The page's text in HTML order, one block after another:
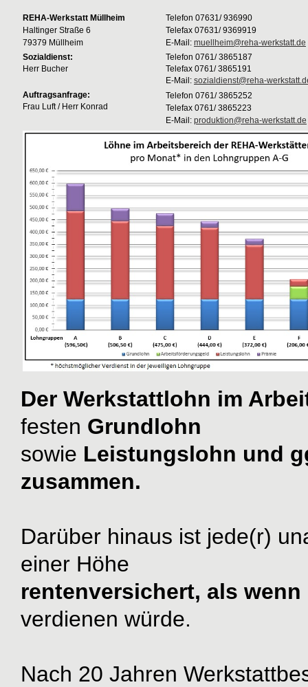
REHA-Werkstatt Müllheim
Haltinger Straße 6
79379 Müllheim
Telefon 07631/ 936990
Telefax 07631/ 9369919
E-Mail: muellheim@reha-werkstatt.de
Sozialdienst:
Herr Bucher
Telefon 0761/ 3865187
Telefax 0761/ 3865191
E-Mail: sozialdienst@reha-
Auftragsanfrage:
Frau Luft / Herr Konrad
Telefon 0761/ 3865252
Telefax 0761/ 3865223
E-Mail: produktion@reha-werkstatt.de
Der Werkstattlohn im
festen Grundlohn
sowie Leistungslohn und
zusammen.
Darüber hinaus ist jede(r)
einer Höhe
rentenversichert, als
verdienen würde.
Nach 20 Jahren